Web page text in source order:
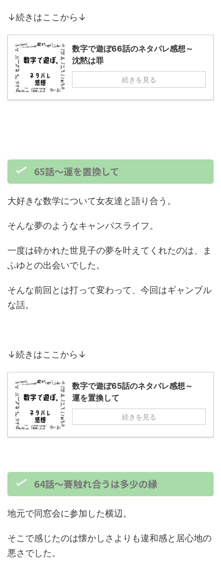
↓続きはここから↓
数字で遊ぼ66話のネタバレ感想～
沈黙は罪
続きを見る
65話～運を置換して
大好きな数学について女友達と語り合う。
そんな夢のようなキャンパスライフ。
一度は砕かれた世見子の夢を叶えてくれたのは、ま
ふゆとの出会いでした。
そんな前回とは打って変わって、今回はギャンブル
な話。
↓続きはここから↓
数字で遊ぼ65話のネタバレ感想～
運を置換して
続きを見る
64話～賽触れ合うは多少の縁
地元で同窓会に参加した横辺。
そこで感じたのは懐かしさよりも違和感と居心地の
悪さでした。